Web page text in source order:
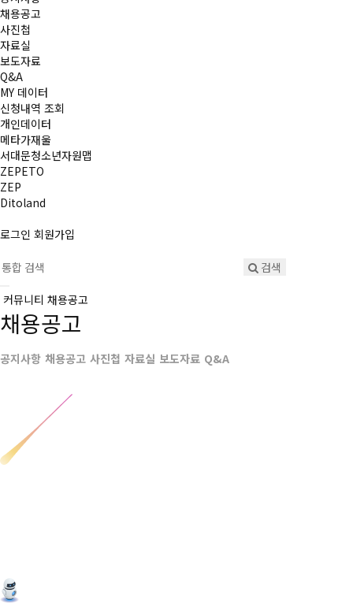
채용공고
사진첩
자료실
보도자료
Q&A
MY 데이터
신청내역 조회
개인데이터
메타가재울
서대문청소년자원맵
ZEPETO
ZEP
Ditoland
로그인 회원가입
검색
커뮤니티 채용공고
채용공고
공지사항 채용공고 사진첩 자료실 보도자료 Q&A